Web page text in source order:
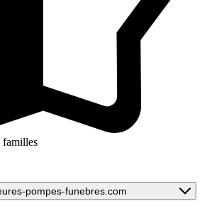
familles
pompes-funebres.com